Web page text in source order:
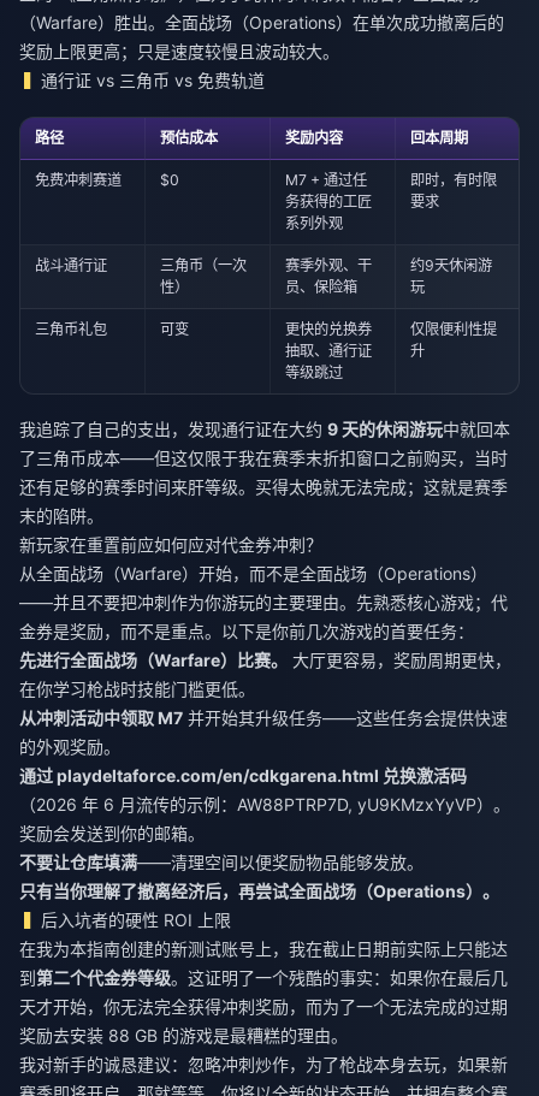
（Warfare）胜出。全面战场（Operations）在单次成功撤离后的
奖励上限更高；只是速度较慢且波动较大。
通行证 vs 三角币 vs 免费轨道
路径 预估成本 奖励内容 回本周期
免费冲刺赛道 $0
M7 + 通过任
务获得的工匠
系列外观
即时，有时限
要求
战斗通行证
三角币（一次
性）
赛季外观、干
员、保险箱
约9天休闲游
玩
三角币礼包 可变
更快的兑换券
抽取、通行证
等级跳过
仅限便利性提
升
我追踪了自己的支出，发现通行证在大约 9 天的休闲游玩中就回本
了三角币成本——但这仅限于我在赛季末折扣窗口之前购买，当时
还有足够的赛季时间来肝等级。买得太晚就无法完成；这就是赛季
末的陷阱。
新玩家在重置前应如何应对代金券冲刺？
从全面战场（Warfare）开始，而不是全面战场（Operations）
——并且不要把冲刺作为你游玩的主要理由。先熟悉核心游戏；代
金券是奖励，而不是重点。以下是你前几次游戏的首要任务：
先进行全面战场（Warfare）比赛。
大厅更容易，奖励周期更快，
在你学习枪战时技能门槛更低。
从冲刺活动中领取 M7 并开始其升级任务——这些任务会提供快速
的外观奖励。
通过 playdeltaforce.com/en/cdkgarena.html 兑换激活码
（2026 年 6 月流传的示例：AW88PTRP7D, yU9KMzxYyVP）。
奖励会发送到你的邮箱。
不要让仓库填满——清理空间以便奖励物品能够发放。
只有当你理解了撤离经济后，再尝试全面战场（Operations）。
后入坑者的硬性 ROI 上限
在我为本指南创建的新测试账号上，我在截止日期前实际上只能达
到第二个代金券等级。这证明了一个残酷的事实：如果你在最后几
天才开始，你无法完全获得冲刺奖励，而为了一个无法完成的过期
奖励去安装 88 GB 的游戏是最糟糕的理由。
我对新手的诚恳建议：忽略冲刺炒作，为了枪战本身去玩，如果新